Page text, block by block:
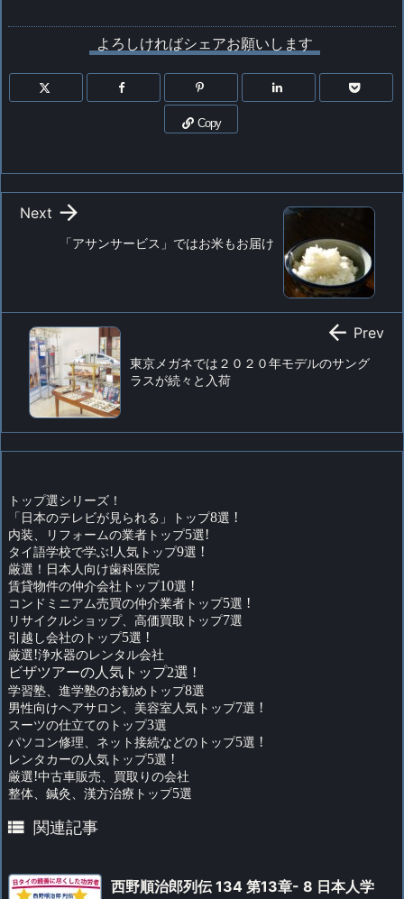
よろしければシェアお願いします
Copy
「アサンサービス」ではお米もお届け

Next
東京メガネでは２０２０年モデルのサング
ラスが続々と入荷
 Prev
トップ選シリーズ！
「日本のテレビが見られる」トップ8選 !
内装、リフォームの業者トップ5選!
タイ語学校で学ぶ! 人気トップ9選 !
厳選！日本人向け歯科医院
賃貸物件の仲介会社トップ10選 !
コンドミニアム売買の仲介業者トップ5選 !
リサイクルショップ、高価買取トップ7選
引越し会社のトップ5選 !
厳選!浄水器のレンタル会社
ビザツアーの人気トップ2選 !
学習塾、進学塾のお勧めトップ8選
男性向けヘアサロン、美容室人気トップ7選 !
スーツの仕立てのトップ3選
パソコン修理、ネット接続などのトップ5選 !
レンタカーの人気トップ5選 !
厳選!中古車販売、買取りの会社
整体、鍼灸、漢方治療トップ5選
 関連記事
西野順治郎列伝 134 第13章- 8 日本人学